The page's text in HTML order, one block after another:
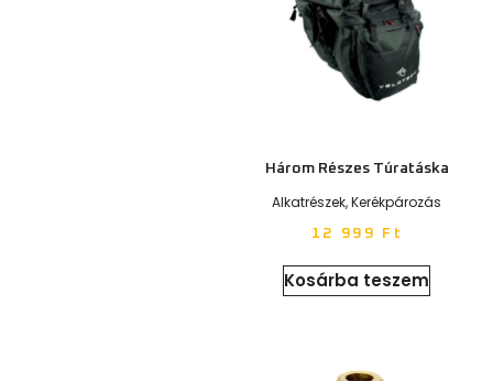
Három Részes Túratáska
Alkatrészek,Kerékpározás
12 999 Ft
Kosárba teszem